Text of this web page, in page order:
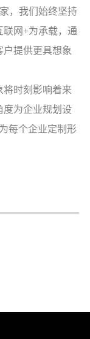
，我们始终坚持
联网 +为承载，通
提供更具想象
将时刻影响着来
度为企业规划设
每个企业定制形